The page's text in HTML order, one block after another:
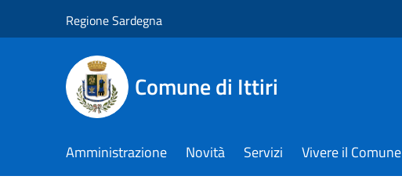
Regione Sardegna
Comune di Ittiri
Amministrazione Novità Servizi Vivere il Comune